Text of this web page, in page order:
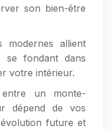
son bien-être
modernes allient
se fondant dans
votre intérieur.
un monte-
dépend de vos
future et